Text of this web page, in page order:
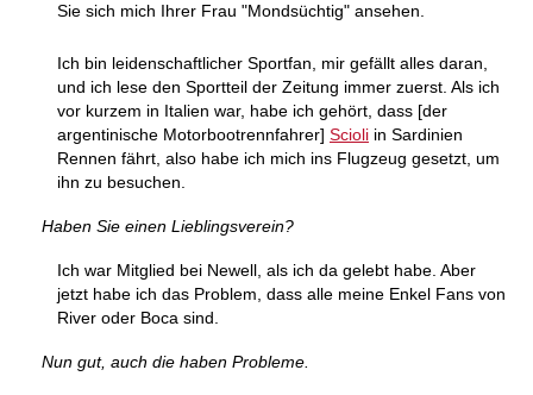
Sie sich mich Ihrer Frau "Mondsüchtig" ansehen.
Ich bin leidenschaftlicher Sportfan, mir gefällt alles daran,
und ich lese den Sportteil der Zeitung immer zuerst. Als ich
vor kurzem in Italien war, habe ich gehört, dass [der
argentinische Motorbootrennfahrer] Scioli in Sardinien
Rennen fährt, also habe ich mich ins Flugzeug gesetzt, um
ihn zu besuchen.
Haben Sie einen Lieblingsverein?
Ich war Mitglied bei Newell, als ich da gelebt habe. Aber
jetzt habe ich das Problem, dass alle meine Enkel Fans von
River oder Boca sind.
Nun gut, auch die haben Probleme.